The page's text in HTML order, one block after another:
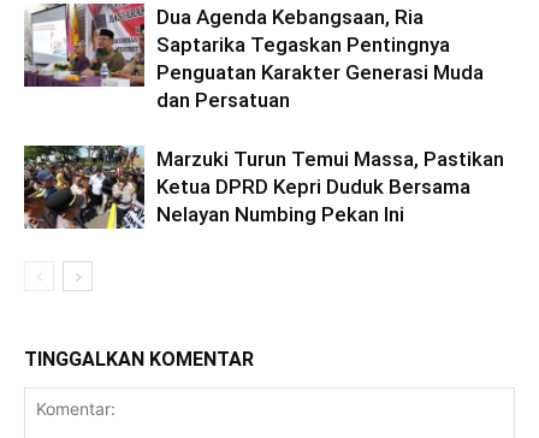
Dua Agenda Kebangsaan, Ria
Saptarika Tegaskan Pentingnya
Penguatan Karakter Generasi Muda
dan Persatuan
Marzuki Turun Temui Massa, Pastikan
Ketua DPRD Kepri Duduk Bersama
Nelayan Numbing Pekan Ini
TINGGALKAN KOMENTAR